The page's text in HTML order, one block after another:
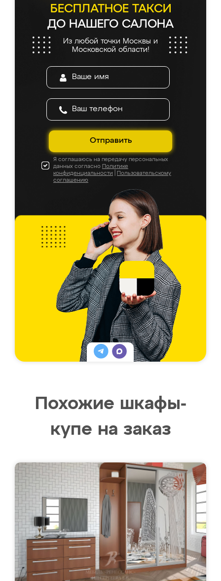
БЕСПЛАТНОЕ ТАКСИ
ДО НАШЕГО САЛОНА
Из любой точки Москвы и
Московской области!
Отправить
Я соглашаюсь на передачу персональных
данных согласно Политике
конфиденциальности
Пользовательскому
соглашению
Похожие шкафы-
купе на заказ